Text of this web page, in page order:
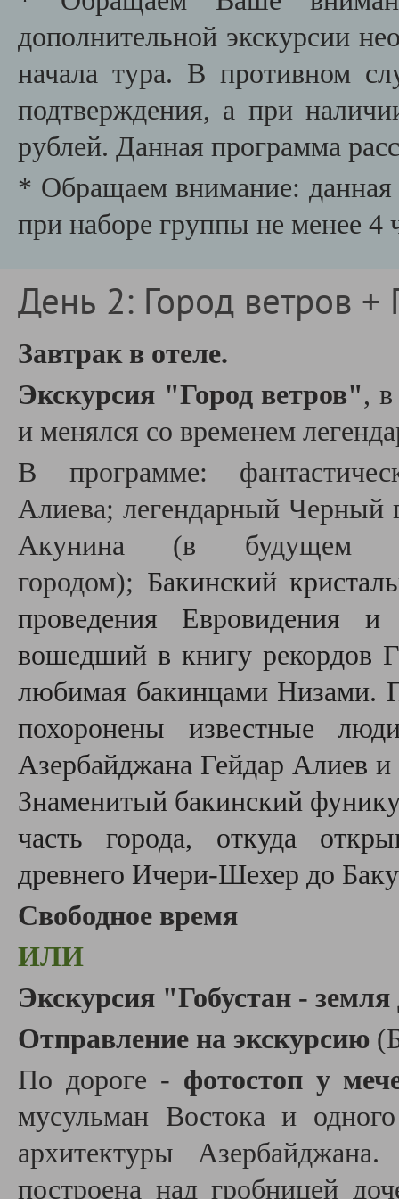
дополнительной экскурсии
начала тура. В противном
подтверждения, а при
рублей. Данная программа
* Обращаем внимание: данная
при наборе группы не менее 4
День 2: Город ветров +
Завтрак в отеле.
Экскурсия "Город ветров",
и менялся со временем
В программе:
Алиева;легендарный Черный
Акунина (в будущем
городом); Бакинский
проведения Евровидения и
вошедший в книгу рекордов
любимая бакинцами Низами.
похоронены известные
Азербайджана Гейдар Алиев
Знаменитый бакинский
часть города, откуда
древнего Ичери-Шехер до
Свободное время
ИЛИ
Экскурсия "Гобустан -
Отправление на экскурсию
По дороге - фотостоп у
мусульман Востока и
архитектуры
построена над гробницей